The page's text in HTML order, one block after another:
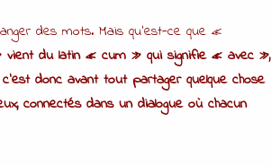
des mots. Mais qu’est-ce que «
vient du latin « cum » qui signifie « avec »,
donc avant tout partager quelque chose
connectés dans un dialogue où chacun